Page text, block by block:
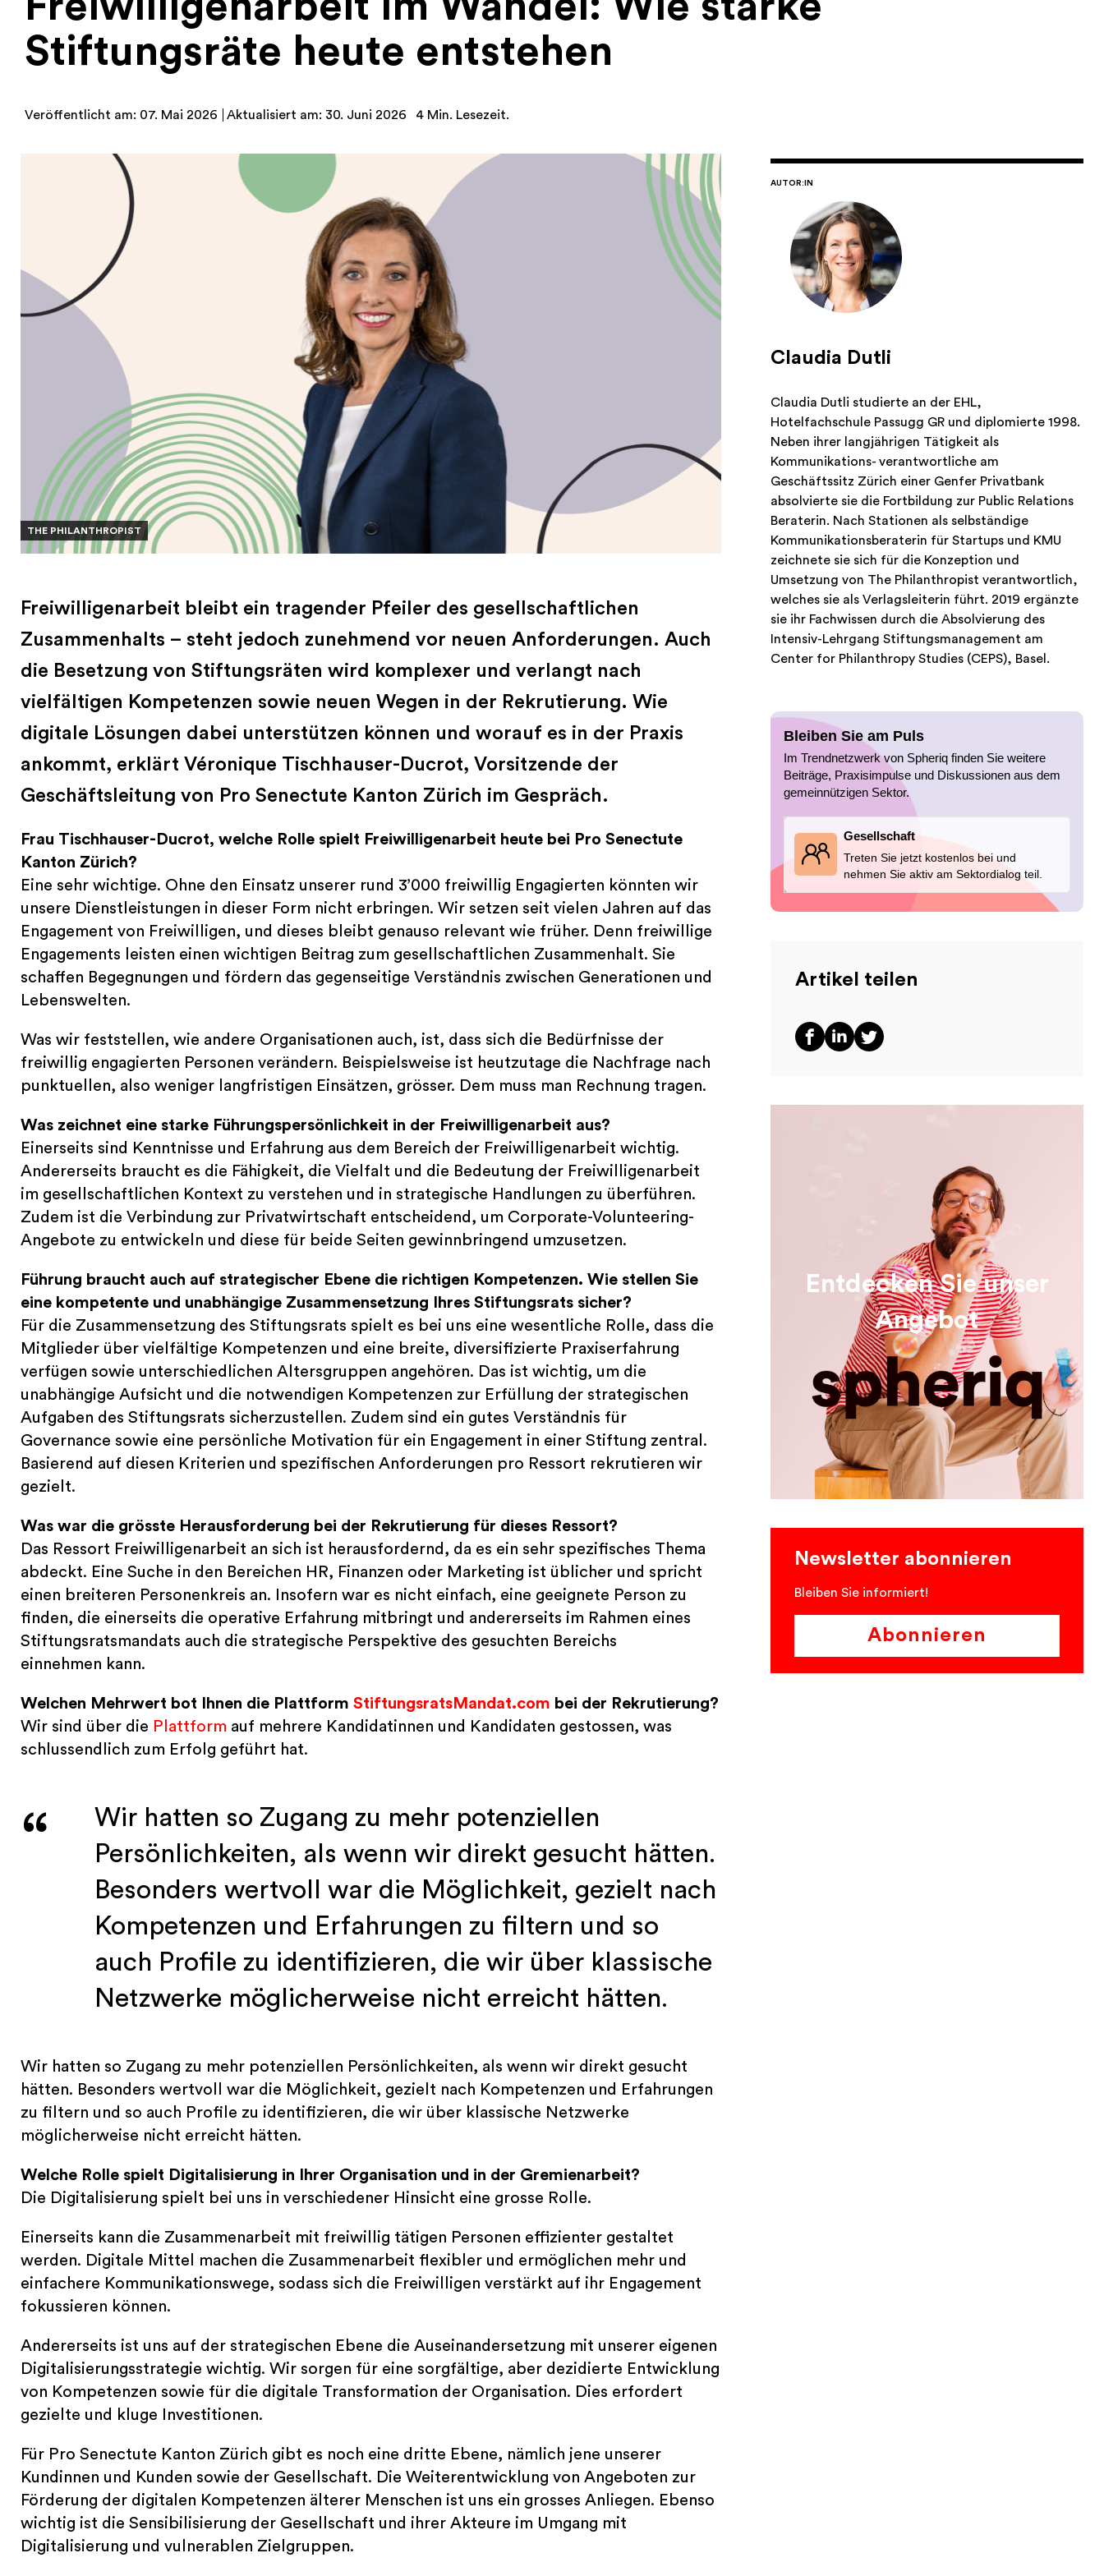
Stiftungsräte heute entstehen
Veröffentlicht am: 07. Mai 2026 Aktualisiert am: 30. Juni 2026 4 Min. Lesezeit.
THE PHILANTHROPIST
Freiwilligenarbeit bleibt ein tragender Pfeiler des gesellschaftlichen
Zusammenhalts – steht jedoch zunehmend vor neuen Anforderungen. Auch
die Besetzung von Stiftungsräten wird komplexer und verlangt nach
vielfältigen Kompetenzen sowie neuen Wegen in der Rekrutierung. Wie
digitale Lösungen dabei unterstützen können und worauf es in der Praxis
ankommt, erklärt Véronique Tischhauser-Ducrot, Vorsitzende der
Geschäftsleitung von Pro Senectute Kanton Zürich im Gespräch.
Frau Tischhauser-Ducrot, welche Rolle spielt Freiwilligenarbeit heute bei Pro Senectute
Kanton Zürich?
Eine sehr wichtige. Ohne den Einsatz unserer rund 3’000 freiwillig Engagierten könnten wir
unsere Dienstleistungen in dieser Form nicht erbringen. Wir setzen seit vielen Jahren auf das
Engagement von Freiwilligen, und dieses bleibt genauso relevant wie früher. Denn freiwillige
Engagements leisten einen wichtigen Beitrag zum gesellschaftlichen Zusammenhalt. Sie
schaffen Begegnungen und fördern das gegenseitige Verständnis zwischen Generationen und
Lebenswelten.
Was wir feststellen, wie andere Organisationen auch, ist, dass sich die Bedürfnisse der
freiwillig engagierten Personen verändern. Beispielsweise ist heutzutage die Nachfrage nach
punktuellen, also weniger langfristigen Einsätzen, grösser. Dem muss man Rechnung tragen.
Was zeichnet eine starke Führungspersönlichkeit in der Freiwilligenarbeit aus?
Einerseits sind Kenntnisse und Erfahrung aus dem Bereich der Freiwilligenarbeit wichtig.
Andererseits braucht es die Fähigkeit, die Vielfalt und die Bedeutung der Freiwilligenarbeit
im gesellschaftlichen Kontext zu verstehen und in strategische Handlungen zu überführen.
Zudem ist die Verbindung zur Privatwirtschaft entscheidend, um Corporate-Volunteering-
Angebote zu entwickeln und diese für beide Seiten gewinnbringend umzusetzen.
Führung braucht auch auf strategischer Ebene die richtigen Kompetenzen. Wie stellen Sie
eine kompetente und unabhängige Zusammensetzung Ihres Stiftungsrats sicher?
Für die Zusammensetzung des Stiftungsrats spielt es bei uns eine wesentliche Rolle, dass die
Mitglieder über vielfältige Kompetenzen und eine breite, diversifizierte Praxiserfahrung
verfügen sowie unterschiedlichen Altersgruppen angehören. Das ist wichtig, um die
unabhängige Aufsicht und die notwendigen Kompetenzen zur Erfüllung der strategischen
Aufgaben des Stiftungsrats sicherzustellen. Zudem sind ein gutes Verständnis für
Governance sowie eine persönliche Motivation für ein Engagement in einer Stiftung zentral.
Basierend auf diesen Kriterien und spezifischen Anforderungen pro Ressort rekrutieren wir
gezielt.
Was war die grösste Herausforderung bei der Rekrutierung für dieses Ressort?
Das Ressort Freiwilligenarbeit an sich ist herausfordernd, da es ein sehr spezifisches Thema
abdeckt. Eine Suche in den Bereichen HR, Finanzen oder Marketing ist üblicher und spricht
einen breiteren Personenkreis an. Insofern war es nicht einfach, eine geeignete Person zu
finden, die einerseits die operative Erfahrung mitbringt und andererseits im Rahmen eines
Stiftungsratsmandats auch die strategische Perspektive des gesuchten Bereichs
einnehmen kann.
Welchen Mehrwert bot Ihnen die Plattform StiftungsratsMandat.com bei der Rekrutierung?
Wir sind über die Plattform auf mehrere Kandidatinnen und Kandidaten gestossen, was
schlussendlich zum Erfolg geführt hat.
Wir hatten so Zugang zu mehr potenziellen
Persönlichkeiten, als wenn wir direkt gesucht hätten.
Besonders wertvoll war die Möglichkeit, gezielt nach
Kompetenzen und Erfahrungen zu filtern und so
auch Profile zu identifizieren, die wir über klassische
Netzwerke möglicherweise nicht erreicht hätten.
Wir hatten so Zugang zu mehr potenziellen Persönlichkeiten, als wenn wir direkt gesucht
hätten. Besonders wertvoll war die Möglichkeit, gezielt nach Kompetenzen und Erfahrungen
zu filtern und so auch Profile zu identifizieren, die wir über klassische Netzwerke
möglicherweise nicht erreicht hätten.
Welche Rolle spielt Digitalisierung in Ihrer Organisation und in der Gremienarbeit?
Die Digitalisierung spielt bei uns in verschiedener Hinsicht eine grosse Rolle.
Einerseits kann die Zusammenarbeit mit freiwillig tätigen Personen effizienter gestaltet
werden. Digitale Mittel machen die Zusammenarbeit flexibler und ermöglichen mehr und
einfachere Kommunikationswege, sodass sich die Freiwilligen verstärkt auf ihr Engagement
fokussieren können.
Andererseits ist uns auf der strategischen Ebene die Auseinandersetzung mit unserer eigenen
Digitalisierungsstrategie wichtig. Wir sorgen für eine sorgfältige, aber dezidierte Entwicklung
von Kompetenzen sowie für die digitale Transformation der Organisation. Dies erfordert
gezielte und kluge Investitionen.
Für Pro Senectute Kanton Zürich gibt es noch eine dritte Ebene, nämlich jene unserer
Kundinnen und Kunden sowie der Gesellschaft. Die Weiterentwicklung von Angeboten zur
Förderung der digitalen Kompetenzen älterer Menschen ist uns ein grosses Anliegen. Ebenso
wichtig ist die Sensibilisierung der Gesellschaft und ihrer Akteure im Umgang mit
Digitalisierung und vulnerablen Zielgruppen.
AUTOR:IN
Claudia Dutli
Claudia Dutli studierte an der EHL,
Hotelfachschule Passugg GR und diplomierte 1998.
Neben ihrer langjährigen Tätigkeit als
Kommunikations- verantwortliche am
Geschäftssitz Zürich einer Genfer Privatbank
absolvierte sie die Fortbildung zur Public Relations
Beraterin. Nach Stationen als selbständige
Kommunikationsberaterin für Startups und KMU
zeichnete sie sich für die Konzeption und
Umsetzung von The Philanthropist verantwortlich,
welches sie als Verlagsleiterin führt. 2019 ergänzte
sie ihr Fachwissen durch die Absolvierung des
Intensiv-Lehrgang Stiftungsmanagement am
Center for Philanthropy Studies (CEPS), Basel.
Bleiben Sie am Puls
Im Trendnetzwerk von Spheriq finden Sie weitere
Beiträge, Praxisimpulse und Diskussionen aus dem
gemeinnützigen Sektor.
Gesellschaft
Treten Sie jetzt kostenlos bei und
nehmen Sie aktiv am Sektordialog teil.
Artikel teilen
Entdecken Sie unser
Angebot
Newsletter abonnieren
Bleiben Sie informiert!
Abonnieren